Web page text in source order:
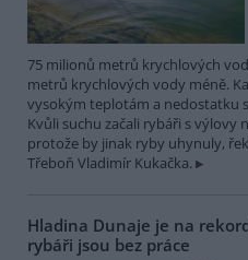
75 milionů metrů krychlových
metrů krychlových vody méně.
vysokým teplotám a nedostatku
Kvůli suchu začali rybáři s výlovy
protože by jinak ryby uhynuly,
Třeboň Vladimír Kukačka.
Hladina Dunaje je na
rybáři jsou bez práce